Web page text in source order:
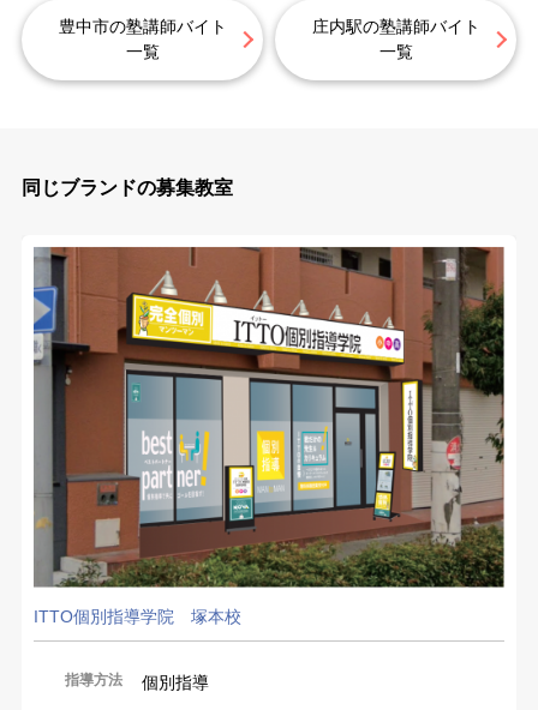
豊中市の塾講師バイト
一覧
庄内駅の塾講師バイト
一覧
同じブランドの募集教室
ITTO個別指導学院 塚本校
指導方法 個別指導